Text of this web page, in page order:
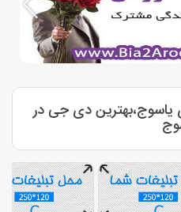
دی جی در